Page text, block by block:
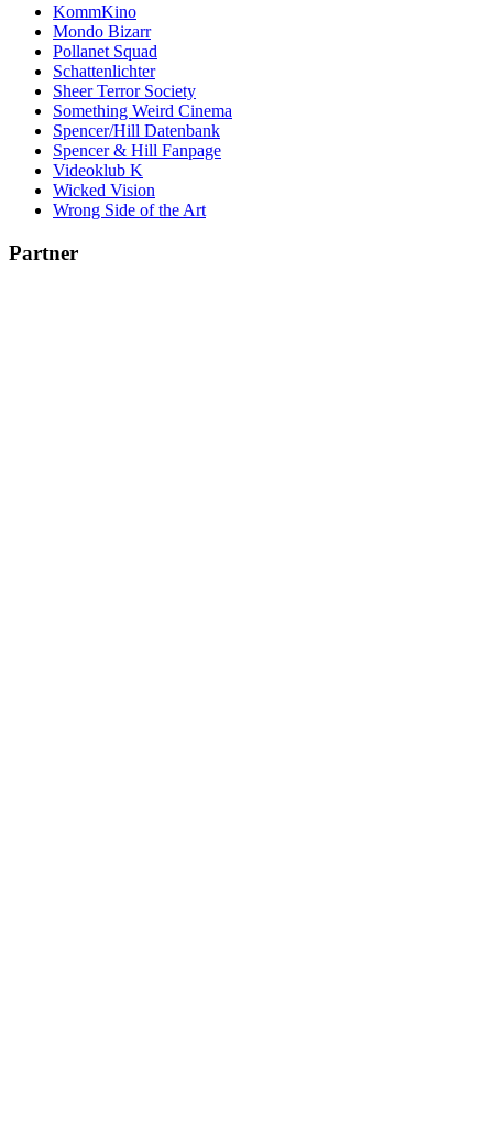
KommKino
Mondo Bizarr
Pollanet Squad
Schattenlichter
Sheer Terror Society
Something Weird Cinema
Spencer/Hill Datenbank
Spencer & Hill Fanpage
Videoklub K
Wicked Vision
Wrong Side of the Art
Partner